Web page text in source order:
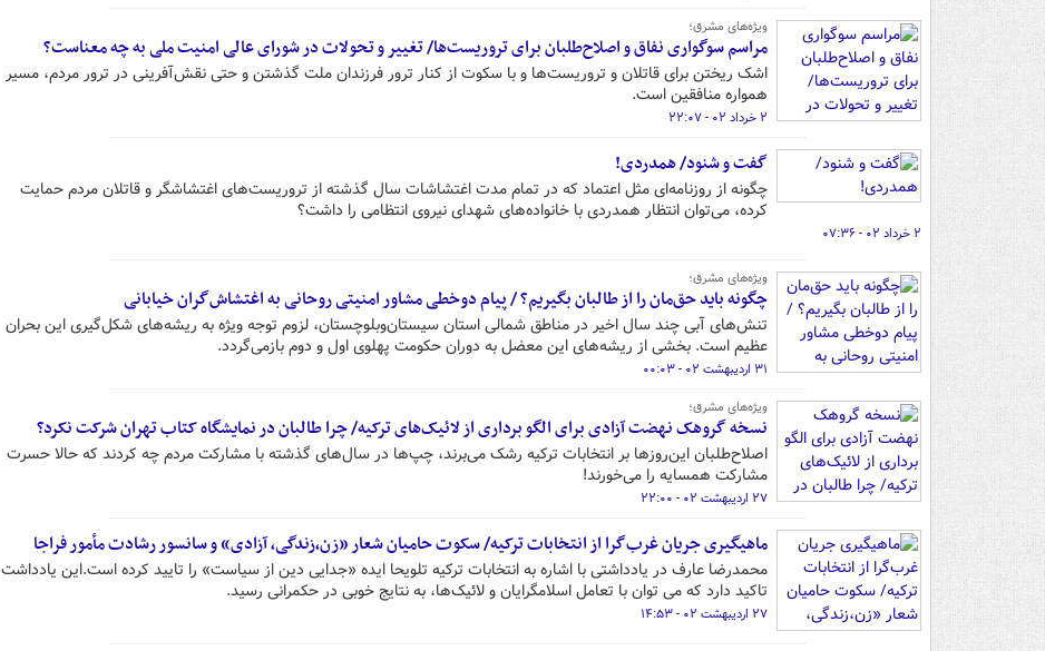
ویژه‌های مشرق؛
مراسم سوگواری نفاق و اصلاح‌طلبان برای تروریست‌ها/ تغییر و تحولات در شورای عالی امنیت ملی به چه معناست؟
اشک ریختن برای قاتلان و تروریست‌ها و با سکوت از کنار ترور فرزندان ملت گذشتن و حتی نقش‌آفرینی در ترور مردم، مسیر
همواره منافقین است.
۲ خرداد ۰۲ - ۲۲:۰۷
گفت و شنود/ همدردی!
چگونه از روزنامه‌ای مثل اعتماد که در تمام مدت اغتشاشات سال گذشته از تروریست‌های اغتشاشگر و قاتلان مردم حمایت
کرده، می‌توان انتظار همدردی با خانواده‌های شهدای نیروی انتظامی را داشت؟
۲ خرداد ۰۲ - ۰۷:۳۶
ویژه‌های مشرق؛
چگونه باید حق‌مان را از طالبان بگیریم؟ / پیام دوخطی مشاور امنیتی روحانی به اغتشاش‌گران خیابانی
تنش‌های آبی چند سال اخیر در مناطق شمالی استان سیستان‌وبلوچستان، لزوم توجه ویژه به ریشه‌های شکل‌گیری این بحران
عظیم است. بخشی از ریشه‌های این معضل به دوران حکومت پهلوی اول و دوم بازمی‌گردد.
۳۱ اردیبهشت ۰۲ - ۰۰:۰۳
ویژه‌های مشرق؛
نسخه گروهک نهضت آزادی برای الگو برداری از لائیک‌های ترکیه/ چرا طالبان در نمایشگاه کتاب تهران شرکت نکرد؟
اصلاح‌طلبان این‌روزها بر انتخابات ترکیه رشک می‌برند، چپ‌ها در سال‌های گذشته با مشارکت مردم چه کردند که حالا حسرت
مشارکت همسایه را می‌خورند!
۲۷ اردیبهشت ۰۲ - ۲۲:۰۰
ماهیگیری جریان غرب‌گرا از انتخابات ترکیه/ سکوت حامیان شعار «زن،زندگی، آزادی» و سانسور رشادت مأمور فراجا
محمدرضا عارف در یادداشتی با اشاره به انتخابات ترکیه تلویحا ایده «جدایی دین از سیاست» را تایید کرده است.این یادداشت
تاکید دارد که می توان با تعامل اسلامگرایان و لائیک‌ها، به نتایج خوبی در حکمرانی رسید.
۲۷ اردیبهشت ۰۲ - ۱۴:۵۳